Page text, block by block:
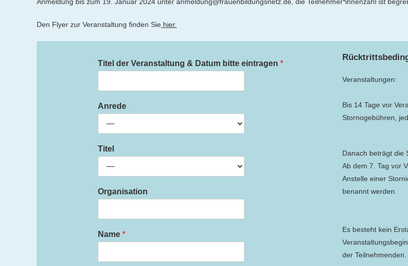
Den Flyer zur Veranstaltung finden Sie hier.
Titel der Veranstaltung & Datum bitte eintragen *
Anrede
Titel
Organisation
Name *
Veranstaltungen:
Bis 14 Tage vor
Stornogebühren,
Danach beträgt die
Ab dem 7. Tag vor
Anstelle einer
benannt werden.
Es besteht kein
der Teilnehmenden.